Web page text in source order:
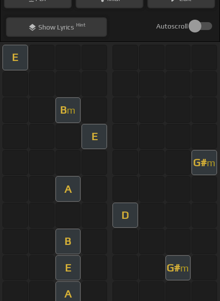
ShowLyrics Hint Autoscroll
E
Bm
E
G#m
A
D
B
E G#m
A